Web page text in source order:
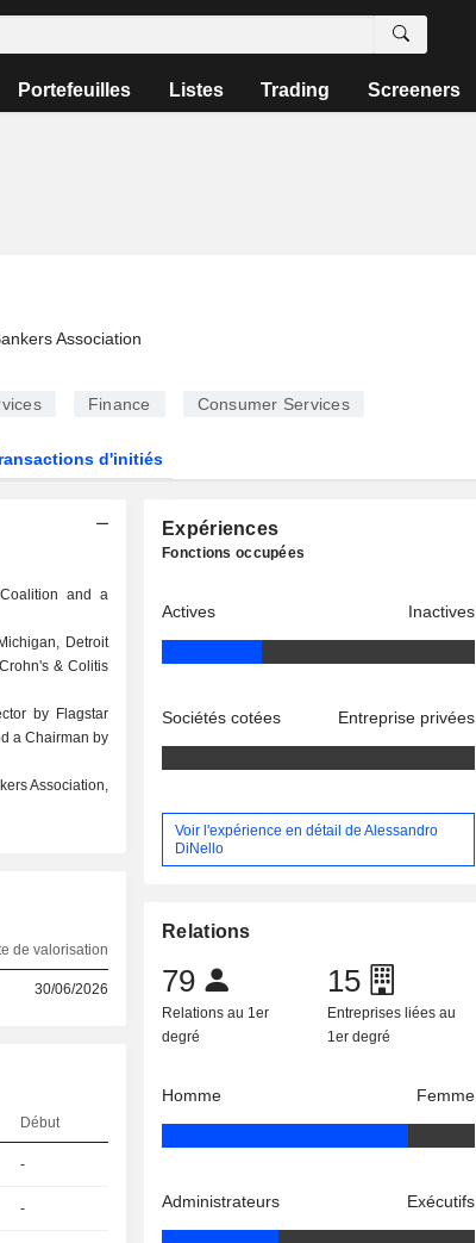
Portefeuilles Listes Trading Screeners
Association
Finance Consumer Services
d'initiés
and a
Detroit
& Colitis
by Flagstar
a Chairman by
Association,
de valorisation
30/06/2026
Début
-
-
Expériences
Fonctions occupées
Actives Inactives
Sociétés cotées Entreprise privées
Voir l'expérience en détail de Alessandro
DiNello
Relations
79
Relations au 1er
degré
15
Entreprises liées au
1er degré
Homme Femme
Administrateurs Exécutifs